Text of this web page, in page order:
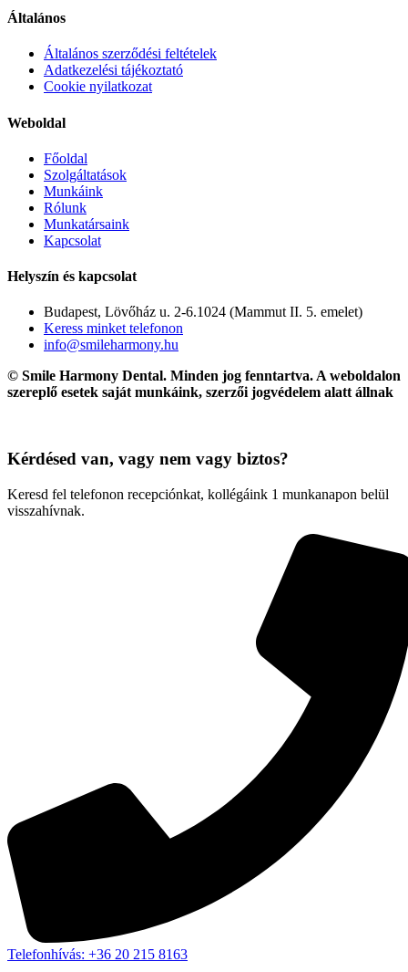
Általános
Általános szerződési feltételek
Adatkezelési tájékoztató
Cookie nyilatkozat
Weboldal
Főoldal
Szolgáltatások
Munkáink
Rólunk
Munkatársaink
Kapcsolat
Helyszín és kapcsolat
Budapest, Lövőház u. 2-6.1024 (Mammut II. 5. emelet)
Keress minket telefonon
info@smileharmony.hu
© Smile Harmony Dental. Minden jog fenntartva. A weboldalon
szereplő esetek saját munkáink, szerzői jogvédelem alatt állnak
Kérdésed van, vagy nem vagy biztos?
Keresd fel telefonon recepciónkat, kollégáink 1 munkanapon belül
visszahívnak.
Telefonhívás: +36 20 215 8163